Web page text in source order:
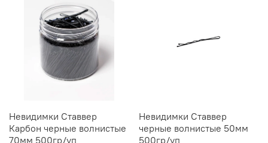
Невидимки Ставвер
Карбон черные волнистые
70мм 500гр/уп
Невидимки Ставвер
черные волнистые 50мм
500гр/уп